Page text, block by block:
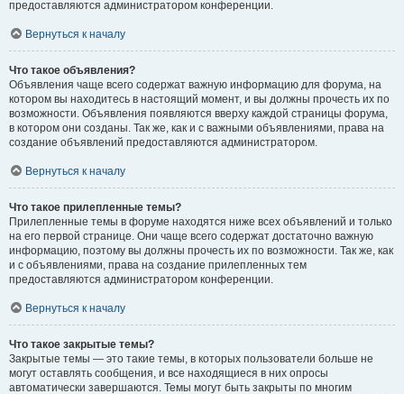
предоставляются администратором конференции.
Вернуться к началу
Что такое объявления?
Объявления чаще всего содержат важную информацию для форума, на
котором вы находитесь в настоящий момент, и вы должны прочесть их по
возможности. Объявления появляются вверху каждой страницы форума,
в котором они созданы. Так же, как и с важными объявлениями, права на
создание объявлений предоставляются администратором.
Вернуться к началу
Что такое прилепленные темы?
Прилепленные темы в форуме находятся ниже всех объявлений и только
на его первой странице. Они чаще всего содержат достаточно важную
информацию, поэтому вы должны прочесть их по возможности. Так же, как
и с объявлениями, права на создание прилепленных тем
предоставляются администратором конференции.
Вернуться к началу
Что такое закрытые темы?
Закрытые темы — это такие темы, в которых пользователи больше не
могут оставлять сообщения, и все находящиеся в них опросы
автоматически завершаются. Темы могут быть закрыты по многим